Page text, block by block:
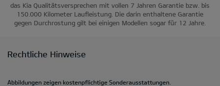
das Kia Qualitätsversprechen mit vollen 7 Jahren Garantie bzw. bis
150.000 Kilometer Laufleistung. Die darin enthaltene Garantie
gegen Durchrostung gilt bei einigen Modellen sogar für 12 Jahre.
Rechtliche Hinweise
Abbildungen zeigen kostenpflichtige Sonderausstattungen.